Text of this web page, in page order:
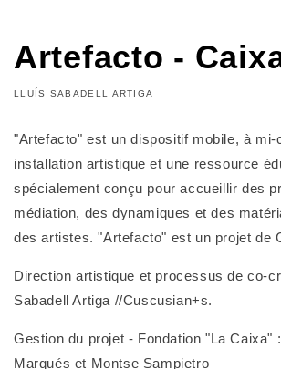
Artefacto -
LLUÍS SABADELL ARTIGA
"Artefacto" est un dispositif mobile, à mi-
installation artistique et une ressource
spécialement conçu pour accueillir des
médiation, des dynamiques et des
des artistes. "Artefacto" est un projet de
Direction artistique et processus de co-
Sabadell Artiga //Cuscusian+s.
Gestion du projet - Fondation "La Caixa"
Marqués et Montse Sampietro